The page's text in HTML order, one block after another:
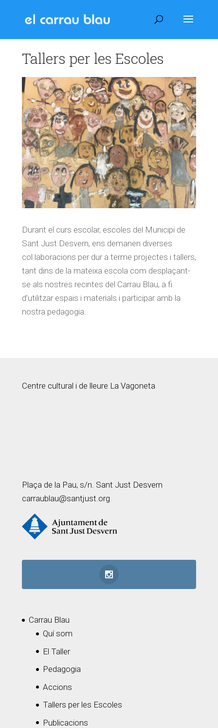
Tallers per les Escoles
Durant el curs escolar, escoles del Municipi de
Sant Just Desvern, ens demanen diverses
col·laboracions per dur a terme projectes i tallers,
tant dins de la mateixa escola com desplaçant-
se als nostres recintes del Carrau Blau, a fi
d’utilitzar espais i materials i participar amb la
nostra pedagogia.
Centre cultural i de lleure La Vagoneta
Plaça de la Pau, s/n. Sant Just Desvern
carraublau@santjust.org
Carrau Blau
Quí som
El Taller
Pedagogia
Accions
Tallers per les Escoles
Publicacions